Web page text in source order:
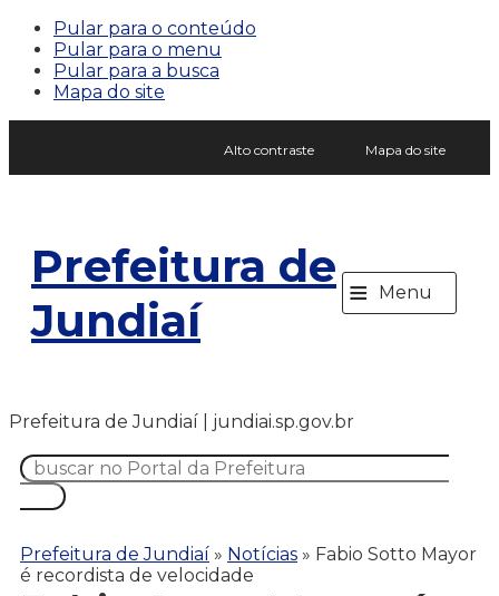
Pular para o conteúdo
Pular para o menu
Pular para a busca
Mapa do site
Alto contraste Mapa do site
Prefeitura de
Jundiaí
≡ Menu
Prefeitura de Jundiaí | jundiai.sp.gov.br
Prefeitura de Jundiaí » Notícias » Fabio Sotto Mayor
é recordista de velocidade